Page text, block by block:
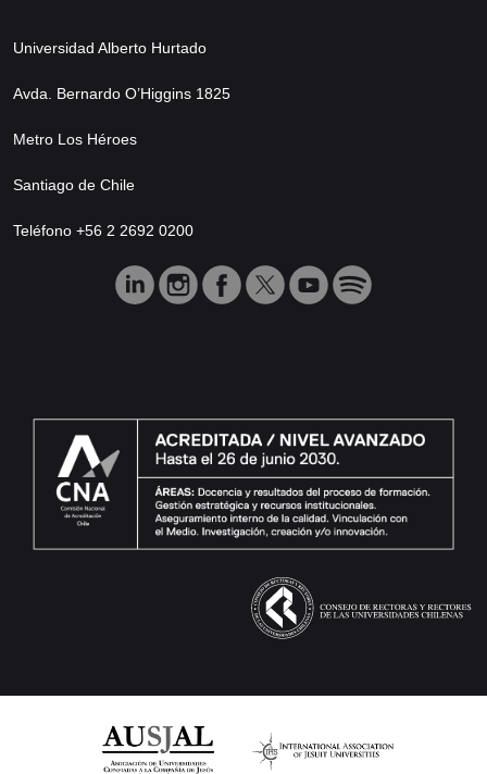
Universidad Alberto Hurtado
Avda. Bernardo O’Higgins 1825
Metro Los Héroes
Santiago de Chile
Teléfono +56 2 2692 0200